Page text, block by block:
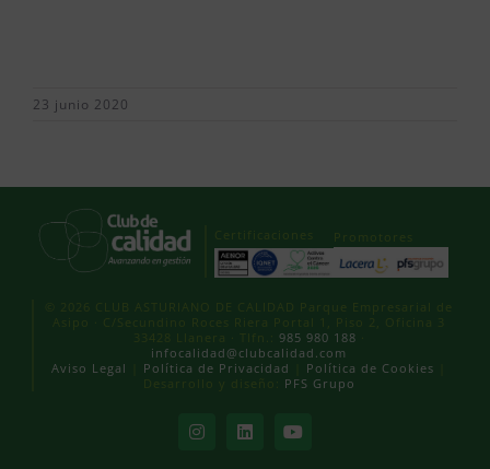
23 junio 2020
Certificaciones Promotores
© 2026 CLUB ASTURIANO DE CALIDAD Parque Empresarial de
Asipo · C/Secundino Roces Riera Portal 1, Piso 2, Oficina 3
33428 Llanera · Tlfn.: 985 980 188
infocalidad@clubcalidad.com
Aviso Legal
Política de Privacidad Política de Cookies
Desarrollo y diseño:
PFS Grupo
InstagramLinkedInYouTube